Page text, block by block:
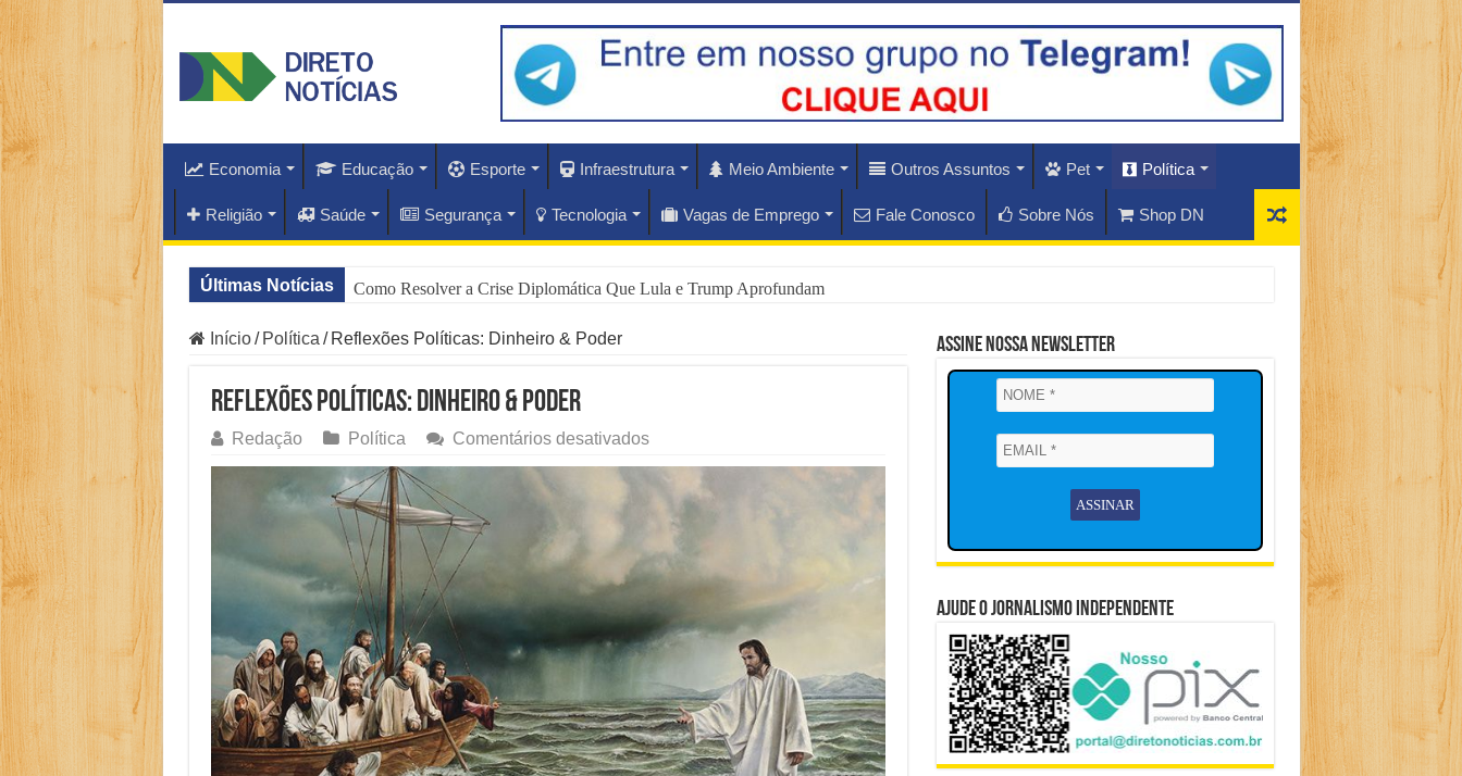
Economia Educação Esporte Infraestrutura Meio Ambiente Outros Assuntos Pet Política
Religião Saúde Segurança Tecnologia Vagas de Emprego Fale Conosco Sobre Nós Shop DN
Últimas Notícias Como Resolver a Crise Diplomática Que Lula e Trump Aprofundam
Especialistas Revelam os Riscos dos Ventos de 76 km/h no Rio
Família Livre, Senador Investigado: O Que Mudou na Operação INSS
Como Resolver a Disputa Política do Republicanos Rumo a 2026
O Que Levou Quatro Trabalhadores à Morte em Obra Proibida no ES?
Casa Branca Antes Distante, Camp David Agora no Centro do Poder
Especialistas Revelam o Que Levou ao Ataque Fatal na Fábrica Bombril
Polêmico: AWS Domina Mercado de IA e Deixa Rivais Para Trás
Início / Política / Reflexões Políticas: Dinheiro & Poder
Reflexões Políticas: Dinheiro & Poder
Redação Política Comentários desativadosem
Políticas:
Dinheiro
Poder
Assine Nossa Newsletter
Ajude o Jornalismo Independente